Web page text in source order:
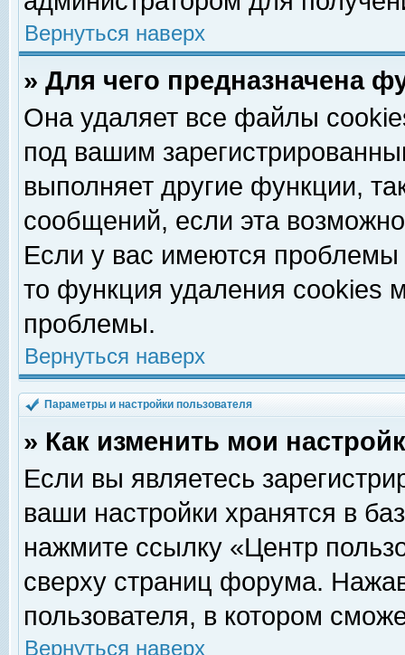
Вернуться наверх
» Для чего предназначена
Она удаляет все файлы
под вашим
выполняет другие функции,
сообщений, если эта
Если у вас имеются
то функция удаления cookies
проблемы.
Вернуться наверх
Параметры и настройки пользователя
» Как изменить мои
Если вы являетесь
ваши настройки хранятся в
нажмите ссылку «Центр
сверху страниц форума.
пользователя, в котором
Вернуться наверх